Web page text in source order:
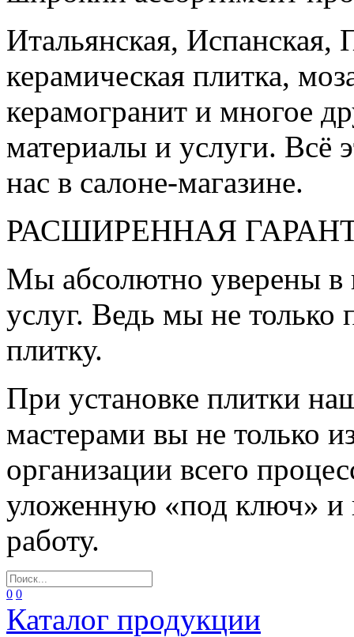
Итальянская, Испанская,
керамическая плитка,
керамогранит и многое
материалы и услуги. Всё
нас в салоне-магазине.
РАСШИРЕННАЯ
Мы абсолютно уверены в
услуг. Ведь мы не
плитку.
При установке плитки
мастерами вы не только
организации всего
уложенную «под ключ» и
работу.
0 0
Каталог продукции